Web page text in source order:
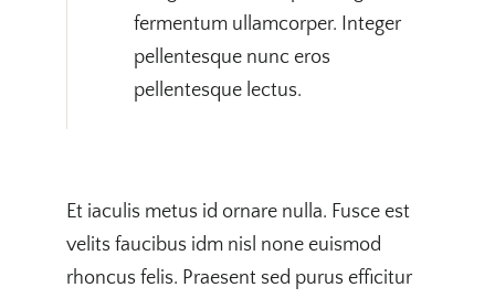
fermentum ullamcorper. Integer
pellentesque nunc eros
pellentesque lectus.
Et iaculis metus id ornare nulla. Fusce est
velits faucibus idm nisl none euismod
rhoncus felis. Praesent sed purus efficitur